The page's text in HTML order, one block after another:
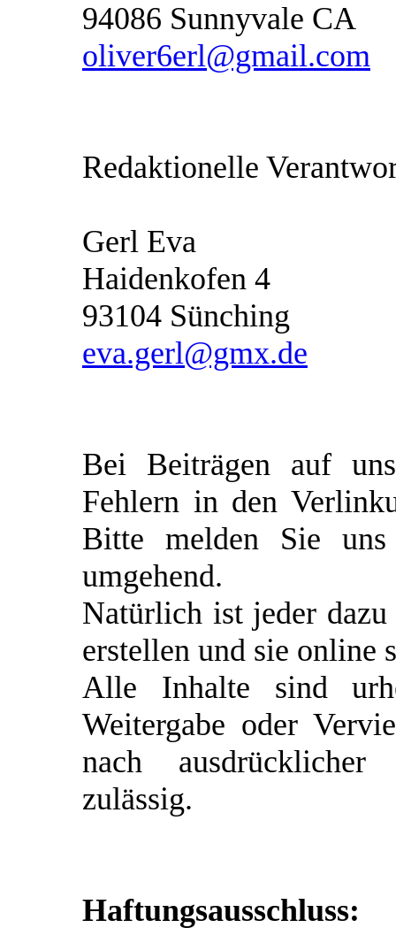
94086 Sunnyvale CA
oliver6erl@gmail.com
Redaktionelle
Gerl Eva
Haidenkofen 4
93104 Sünching
eva.gerl@gmx.de
Bei Beiträgen auf
Fehlern in den
Bitte melden Sie
umgehend.
Natürlich ist jeder dazu
erstellen und sie online
Alle Inhalte sind
Weitergabe oder
nach
zulässig.
Haftungsausschluss: